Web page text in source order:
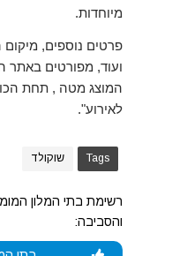
מיוחדות.
פרטים נוספים, מיקום
ועוד, מפורטים באתר
המוצג מטה , תחת
לאירוע".
Tags שוקולד
רשימת בתי המלון
והסביבה: